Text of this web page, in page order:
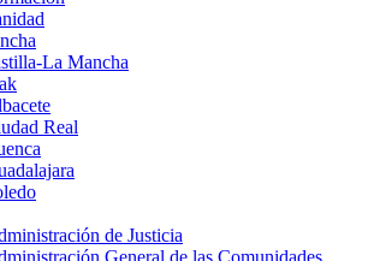
La Mancha
Real
de Justicia